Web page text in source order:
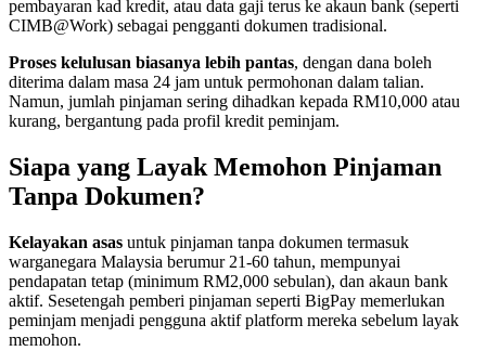
pembayaran kad kredit, atau data gaji terus ke akaun bank (seperti
CIMB@Work) sebagai pengganti dokumen tradisional.
Proses kelulusan biasanya lebih pantas, dengan dana boleh
diterima dalam masa 24 jam untuk permohonan dalam talian.
Namun, jumlah pinjaman sering dihadkan kepada RM10,000 atau
kurang, bergantung pada profil kredit peminjam.
Siapa yang Layak Memohon Pinjaman
Tanpa Dokumen?
Kelayakan asas untuk pinjaman tanpa dokumen termasuk
warganegara Malaysia berumur 21-60 tahun, mempunyai
pendapatan tetap (minimum RM2,000 sebulan), dan akaun bank
aktif. Sesetengah pemberi pinjaman seperti BigPay memerlukan
peminjam menjadi pengguna aktif platform mereka sebelum layak
memohon.